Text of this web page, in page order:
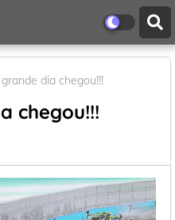
dia chegou!!!
chegou!!!